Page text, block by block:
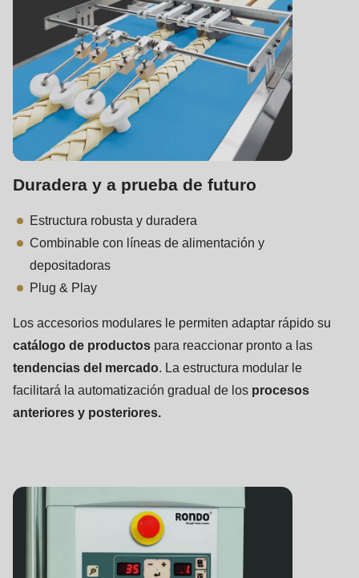
Duradera y a prueba de futuro
Estructura robusta y duradera
Combinable con líneas de alimentación y
depositadoras
Plug & Play
Los accesorios modulares le permiten adaptar rápido su
catálogo de productos para reaccionar pronto a las
tendencias del mercado. La estructura modular le
facilitará la automatización gradual de los procesos
anteriores y posteriores.